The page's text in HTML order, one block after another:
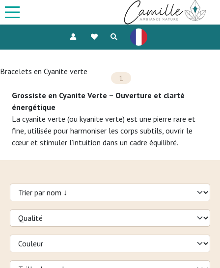
Bracelets en Cyanite verte
1
Grossiste en Cyanite Verte – Ouverture et clarté
énergétique
La cyanite verte (ou kyanite verte) est une pierre rare et
fine, utilisée pour harmoniser les corps subtils, ouvrir le
cœur et stimuler l’intuition dans un cadre équilibré.